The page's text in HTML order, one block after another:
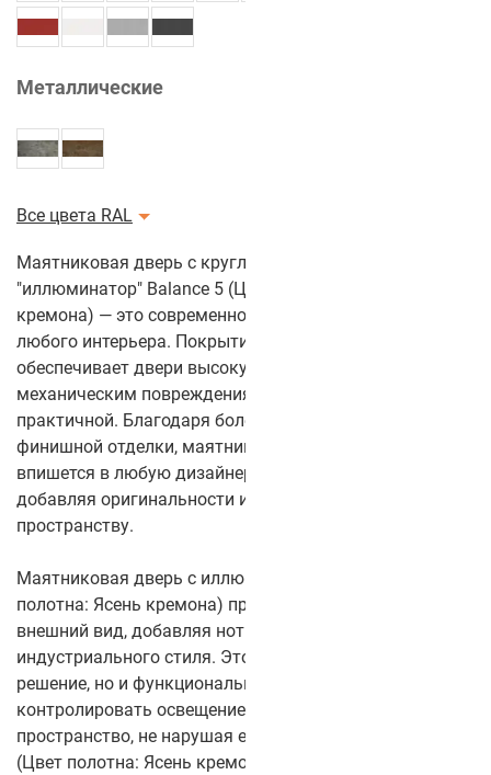
Металлические
Все цвета RAL
Маятниковая дверь с круглым стеклом
"иллюминатор" Balance 5 (Цвет полотна: Ясень
кремона) — это современное и стильное решение для
любого интерьера. Покрытие из CPL-пластика
обеспечивает двери высокую устойчивость к износу и
механическим повреждениям, делая её долговечной и
практичной. Благодаря более чем 50 цветам
финишной отделки, маятниковая дверь легко
впишется в любую дизайнерскую концепцию,
добавляя оригинальности и выразительности
пространству.
Маятниковая дверь с иллюминатором Balance 5 (Цвет
полотна: Ясень кремона) придаёт двери уникальный
внешний вид, добавляя нотку морской тематики или
индустриального стиля. Это не только эстетическое
решение, но и функциональное — стекло позволяет
контролировать освещение и визуально разделять
пространство, не нарушая его целостности. Balance 5
(Цвет полотна: Ясень кремона) с CPL-покрытием —